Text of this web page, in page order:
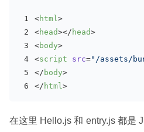
<html >
<head></ head>
<body>
<script src="/assets/
</ body>
</ html >
在这里 Hello.js 和 entry.js 都是